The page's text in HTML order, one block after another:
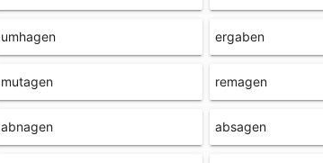
umhagen ergaben
mutagen remagen
abnagen absagen